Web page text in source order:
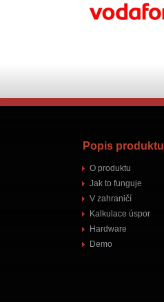
Popis produktu
O produktu
Jak to funguje
V zahraničí
Kalkulace úspor
Hardware
Demo